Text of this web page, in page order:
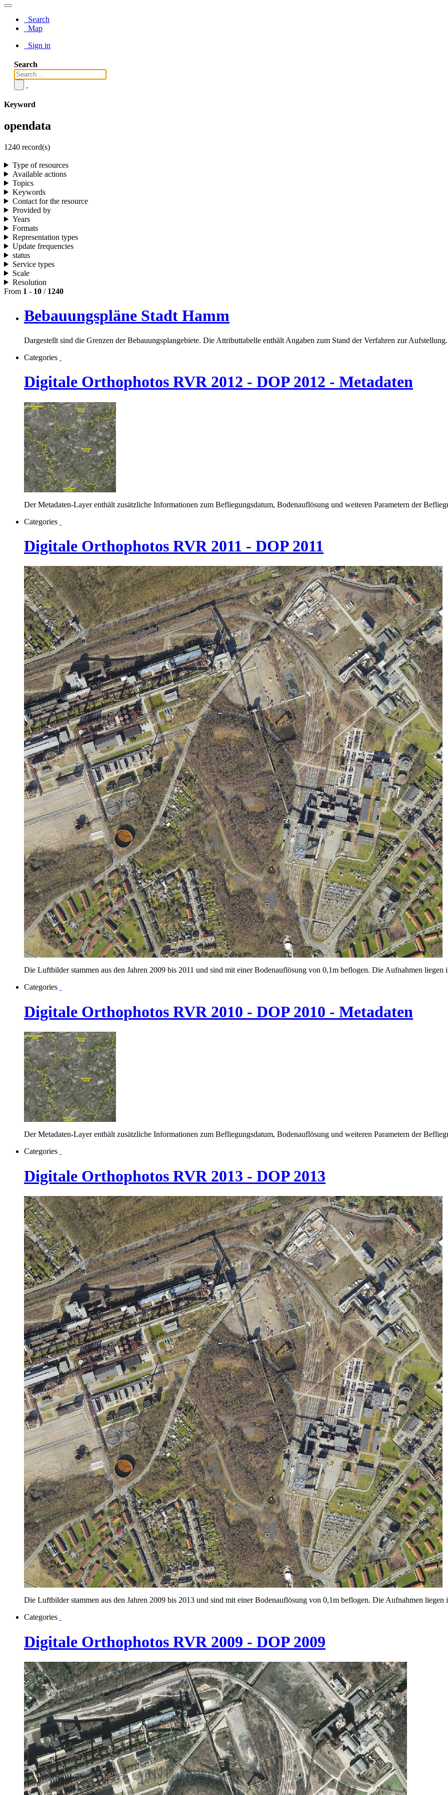
Search
Map
Sign in
Search
Keyword
opendata
1240 record(s)
Type of resources
Available actions
Topics
Keywords
Contact for the resource
Provided by
Years
Formats
Representation types
Update frequencies
status
Service types
Scale
Resolution
From 1 - 10 / 1240
Bebauungspläne Stadt Hamm
Dargestellt sind die Grenzen der Bebauungsplangebiete. Die Attributtabelle enthält Angaben zum Stand der Verfahren zur Aufstellung.
Categories
Digitale Orthophotos RVR 2012 - DOP 2012 - Metadaten
Der Metadaten-Layer enthält zusätzliche Informationen zum Befliegungsdatum, Bodenauflösung und weiteren Parametern der
Categories
Digitale Orthophotos RVR 2011 - DOP 2011
Die Luftbilder stammen aus den Jahren 2009 bis 2011 und sind mit einer Bodenauflösung von 0,1m beflogen. Die Aufnahmen liegen
Categories
Digitale Orthophotos RVR 2010 - DOP 2010 - Metadaten
Der Metadaten-Layer enthält zusätzliche Informationen zum Befliegungsdatum, Bodenauflösung und weiteren Parametern der
Categories
Digitale Orthophotos RVR 2013 - DOP 2013
Die Luftbilder stammen aus den Jahren 2009 bis 2013 und sind mit einer Bodenauflösung von 0,1m beflogen. Die Aufnahmen liegen
Categories
Digitale Orthophotos RVR 2009 - DOP 2009